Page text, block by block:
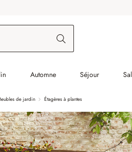
Automne Séjour
de jardin Étagères à plantes